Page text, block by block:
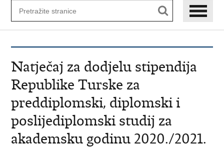
Natječaj za dodjelu stipendija
Republike Turske za
preddiplomski, diplomski i
poslijediplomski studij za
akademsku godinu 2020./2021.